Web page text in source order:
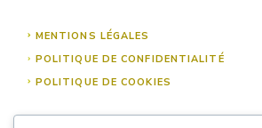
MENTIONS LÉGALES
POLITIQUE DE CONFIDENTIALITÉ
POLITIQUE DE COOKIES